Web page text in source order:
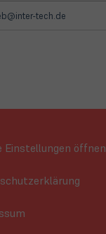
tech.de
Einstellungen öffnen